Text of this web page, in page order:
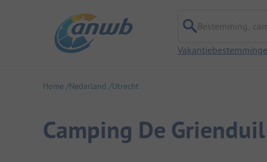
Bestemming,
Home Nederland Utrecht
Camping De Grienduil